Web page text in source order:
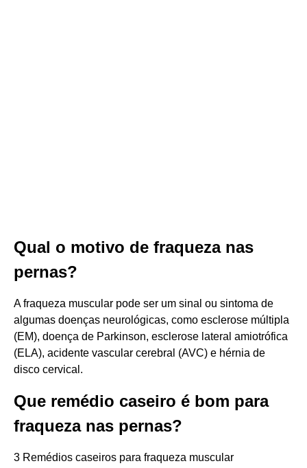
Qual o motivo de fraqueza nas
pernas?
A fraqueza muscular pode ser um sinal ou sintoma de
algumas doenças neurológicas, como esclerose múltipla
(EM), doença de Parkinson, esclerose lateral amiotrófica
(ELA), acidente vascular cerebral (AVC) e hérnia de
disco cervical.
Que remédio caseiro é bom para
fraqueza nas pernas?
3 Remédios caseiros para fraqueza muscular